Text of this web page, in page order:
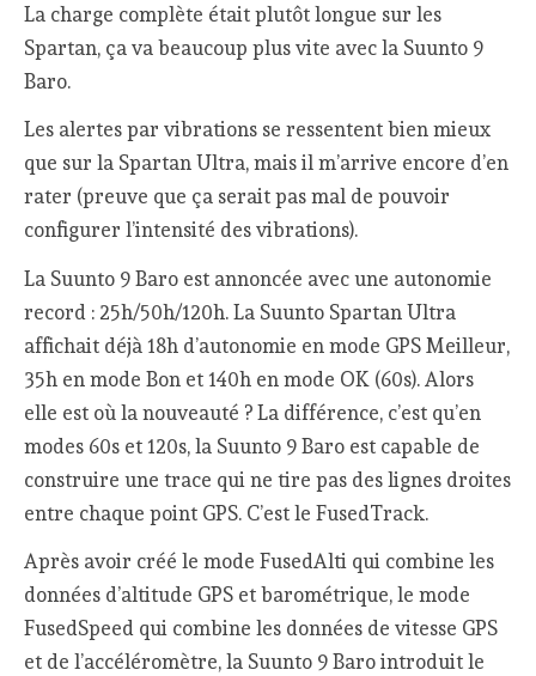
La charge complète était plutôt longue sur les
Spartan, ça va beaucoup plus vite avec la Suunto 9
Baro.
Les alertes par vibrations se ressentent bien mieux
que sur la Spartan Ultra, mais il m’arrive encore d’en
rater (preuve que ça serait pas mal de pouvoir
configurer l’intensité des vibrations).
La Suunto 9 Baro est annoncée avec une autonomie
record : 25h/50h/120h. La Suunto Spartan Ultra
affichait déjà 18h d’autonomie en mode GPS Meilleur,
35h en mode Bon et 140h en mode OK (60s). Alors
elle est où la nouveauté ? La différence, c’est qu’en
modes 60s et 120s, la Suunto 9 Baro est capable de
construire une trace qui ne tire pas des lignes droites
entre chaque point GPS. C’est le FusedTrack.
Après avoir créé le mode FusedAlti qui combine les
données d’altitude GPS et barométrique, le mode
FusedSpeed qui combine les données de vitesse GPS
et de l’accéléromètre, la Suunto 9 Baro introduit le